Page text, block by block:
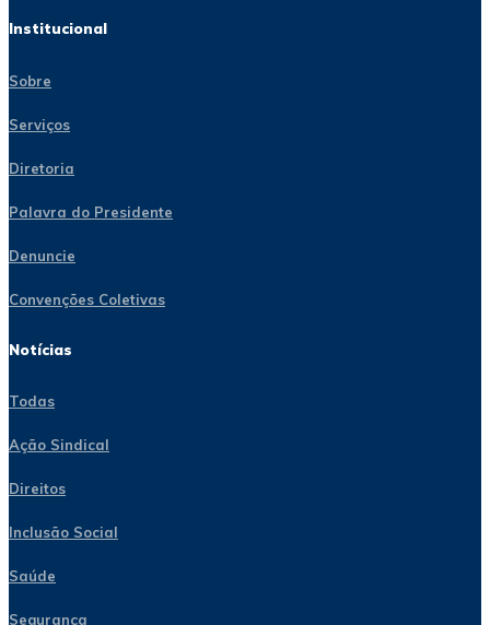
Institucional
Sobre
Serviços
Diretoria
Palavra do Presidente
Denuncie
Convenções Coletivas
Notícias
Todas
Ação Sindical
Direitos
Inclusão Social
Saúde
Segurança